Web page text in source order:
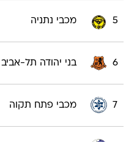
5 מכבי נתניה
6 בני יהודה תל-אביב
7 מכבי פתח תקוה